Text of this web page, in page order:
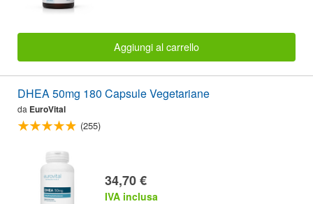
Aggiungi al carrello
DHEA 50mg 180 Capsule Vegetariane
da EuroVital
(255)
34,70 €
IVA inclusa